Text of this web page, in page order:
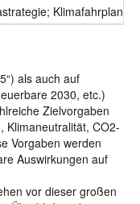
Klimafahrplan;
als auch auf
2030, etc.)
Zielvorgaben
Klimaneutralität, CO2-
Vorgaben werden
Auswirkungen auf
vor dieser großen